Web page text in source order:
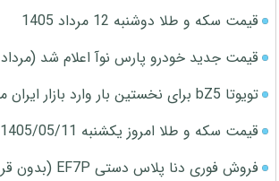
قیمت سکه و طلا دوشنبه 12 مرداد 1405
قیمت جدید خودرو پارس نوآ اعلام شد (مرداد 1405)
تویوتا bZ5 برای نخستین بار وارد بازار ایران می‌شود
قیمت سکه و طلا امروز یکشنبه 1405/05/11
فروش فوری دنا پلاس دستی EF7P (بدون قرعه کشی)